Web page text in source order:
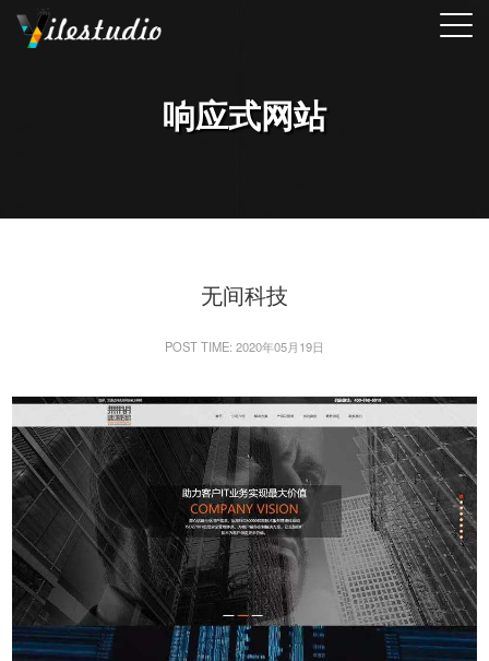
响应式网站
无间科技
POST TIME: 2020年05月19日